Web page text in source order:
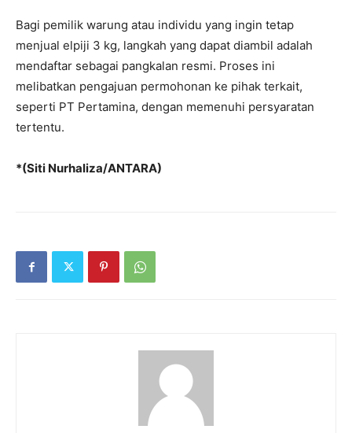
Bagi pemilik warung atau individu yang ingin tetap
menjual elpiji 3 kg, langkah yang dapat diambil adalah
mendaftar sebagai pangkalan resmi. Proses ini
melibatkan pengajuan permohonan ke pihak terkait,
seperti PT Pertamina, dengan memenuhi persyaratan
tertentu.
*(Siti Nurhaliza/ANTARA)